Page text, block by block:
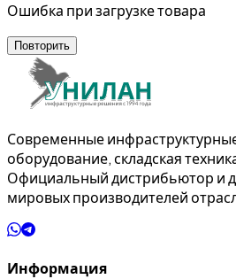
Ошибка при загрузке товара
Повторить
Современные
оборудование, складская
Официальный дистрибьютор и
мировых производителей
Информация